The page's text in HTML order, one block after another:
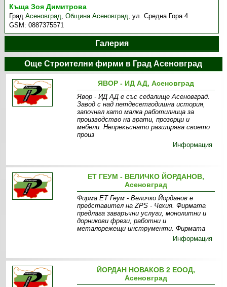
Къща Зоя Димитрова
ГрадАсеновград,Община Асеновград,ул. Средна Гора 4
GSM:0887375571
Галерия
Още Строителни фирми в Град Асеновград
ЯВОР - ИД АД, Асеновград
Явор - ИД АД е със седалище Асеновград.
Завод с над петдесетгодишна история,
започнал като малка работилница за
производство на врати, прозорци и
мебели. Непрекъснато разширява своето
произ
Информация
ЕТ ГЕУМ - ВЕЛИЧКО ЙОРДАНОВ,
Асеновград
Фирма ЕТ Геум - Величко Йорданов е
представител на ZPS - Чехия. Фирмата
предлага заваръчни услуги, монолитни и
дорникови фрези, работни и
металорежещи инструменти. Фирмата
Информация
ЙОРДАН НОВАКОВ 2 ЕООД,
Асеновград